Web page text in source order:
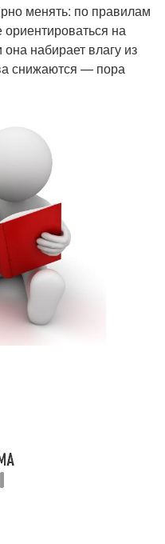
менять: по правилам
на
набирает влагу из
снижаются — пора